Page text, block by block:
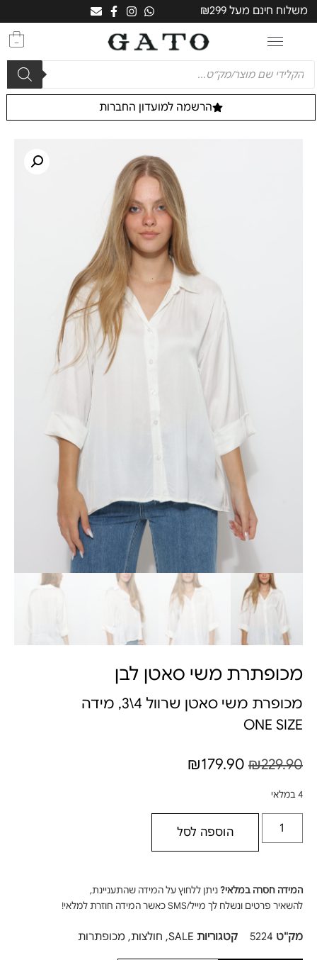
משלוח חינם מעל ₪299
0
הרשמה למועדון החברות
מכופתרת משי סאטן לבן
מכופרת משי סאטן שרוול 4\3, מידה
ONE SIZE
₪229.90
₪179.90
4 במלאי
הוספה לסל
המידה חסרה במלאי?ניתן ללחוץ על המידה שהתעניינת,
להשאיר פרטים ונשלח לך מייל/SMS כאשר המידה חוזרת למלאי!
מק"ט 5224 קטגוריות SALE
, חולצות, מכופתרות